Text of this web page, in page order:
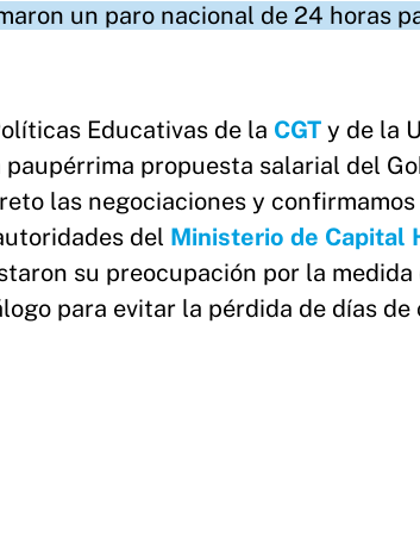
un paro nacional de 24 horas
Educativas de la CGT y de la
propuesta salarial del
las negociaciones y
del Ministerio de Capital
su preocupación por la medida
para evitar la pérdida de días de